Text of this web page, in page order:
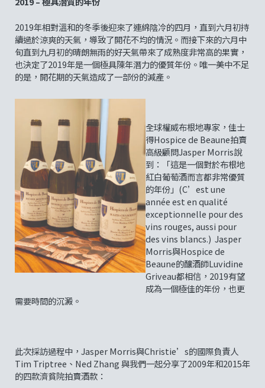
2019年相對溫和的冬季後迎來了連綿陰冷的四月，直到六月初持
續過於涼爽的天氣，導致了開花不均的情況。而接下來的六月中
旬直到九月初的晴朗無雨的好天氣帶來了成熟度非常高的果實，
也決定了2019年是一個極具陳年潛力的優質年份。唯一美中不足
的是，開花期的天氣造成了一部份的減產。
全球權威布根地專家，佳士
得Hospice de Beaune拍賣
高級顧問Jasper Morris說
到：「這是一個對於布根地
紅白葡萄酒而言都非常優質
的年份」(C’est une
année est en qualité
exceptionnelle pour des
vins rouges, aussi pour
des vins blancs.) Jasper
Morris與Hospice de
Beaune的釀酒師Luvidine
Griveau都相信，2019有望
成為一個極佳的年份，也更
需要時間的沉澱。
此次採訪過程中，Jasper Morris與Christie’s的國際負責人
Tim Triptree、Ned Zhang 與我們一起分享了2009年和2015年
的四款濟貧院拍賣酒款：